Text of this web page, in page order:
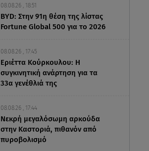
08.08.26 , 18:51
BYD: Στην 91η θέση της λίστας
Fortune Global 500 για το 2026
08.08.26 , 17:45
Εριέττα Κούρκουλου: Η
συγκινητική ανάρτηση για τα
33α γενέθλιά της
08.08.26 , 17:44
Νεκρή μεγαλόσωμη αρκούδα
στην Καστοριά, πιθανόν από
πυροβολισμό